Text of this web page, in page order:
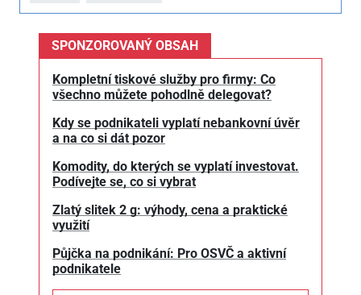
SPONZOROVANÝ OBSAH
Kompletní tiskové služby pro firmy: Co
všechno můžete pohodlně delegovat?
Kdy se podnikateli vyplatí nebankovní úvěr
a na co si dát pozor
Komodity, do kterých se vyplatí investovat.
Podívejte se, co si vybrat
Zlatý slitek 2 g: výhody, cena a praktické
využití
Půjčka na podnikání: Pro OSVČ a aktivní
podnikatele